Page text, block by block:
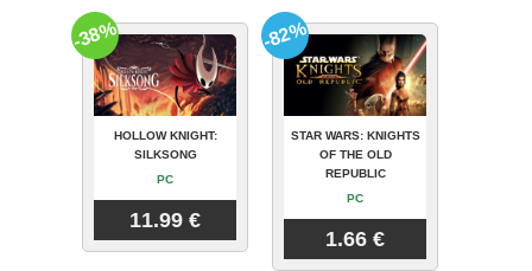
HOLLOW KNIGHT:
SILKSONG
PC
11.99 €
-38%
STAR WARS: KNIGHTS
OF THE OLD
REPUBLIC
PC
1.66 €
-82%